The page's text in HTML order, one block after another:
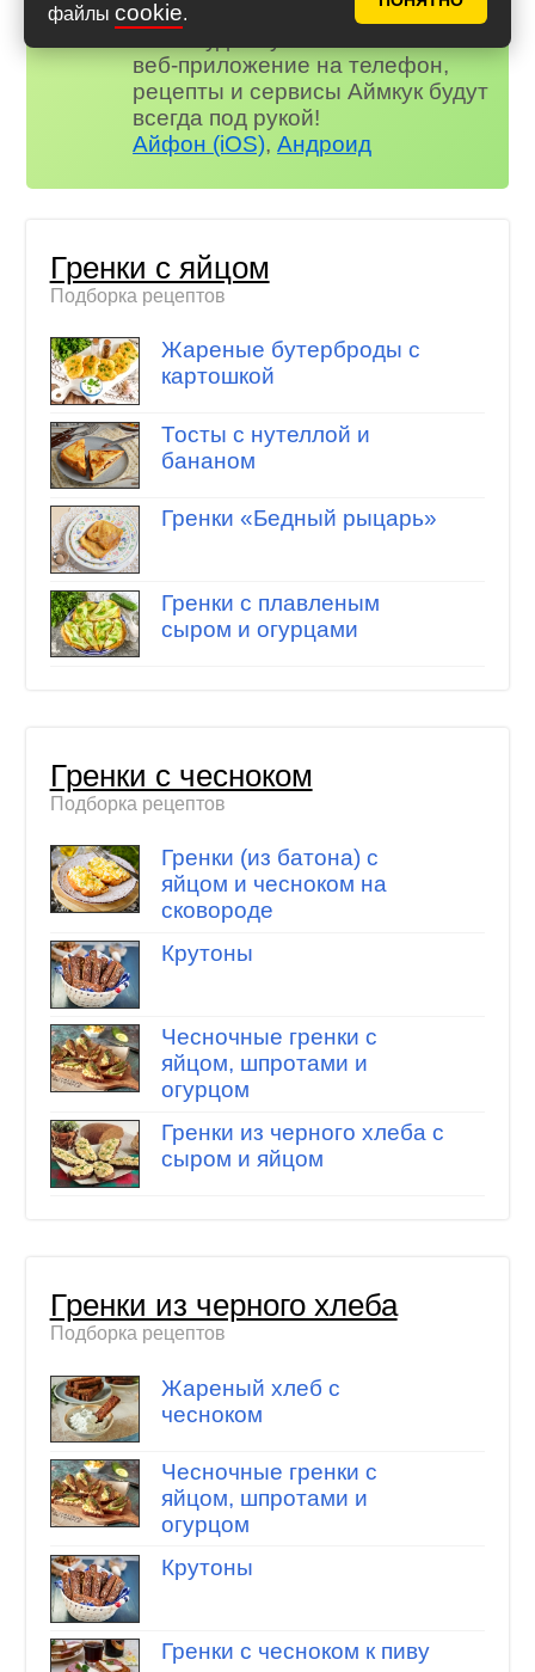
файлы cookie.
и многое другое…
веб-приложение на телефон,
рецепты и сервисы Аймкук будут
всегда под рукой!
Айфон (iOS),Андроид
Гренки с яйцом
Подборка рецептов
Жареные бутерброды с
картошкой
Тосты с нутеллой и
бананом
Гренки «Бедный рыцарь»
Гренки с плавленым
сыром и огурцами
Гренки с чесноком
Подборка рецептов
Гренки (из батона) с
яйцом и чесноком на
сковороде
Крутоны
Чесночные гренки с
яйцом, шпротами и
огурцом
Гренки из черного хлеба с
сыром и яйцом
Гренки из черного хлеба
Подборка рецептов
Жареный хлеб с
чесноком
Чесночные гренки с
яйцом, шпротами и
огурцом
Крутоны
Гренки с чесноком к пиву